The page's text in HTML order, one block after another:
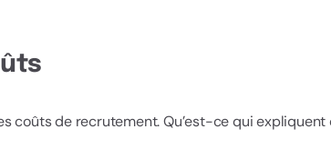
coûts de recrutement. Qu’est-ce qui expliquent